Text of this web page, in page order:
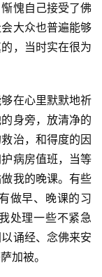
愧自己接受了佛
大众也普遍能够
，当时实在很为
在心里默默地祈
身旁，放清净的
治，和得度的因
病房值班，当等
我的晚课。有些
做早、晚课的习
处理一些不紧急
诵经、念佛来安
加被。